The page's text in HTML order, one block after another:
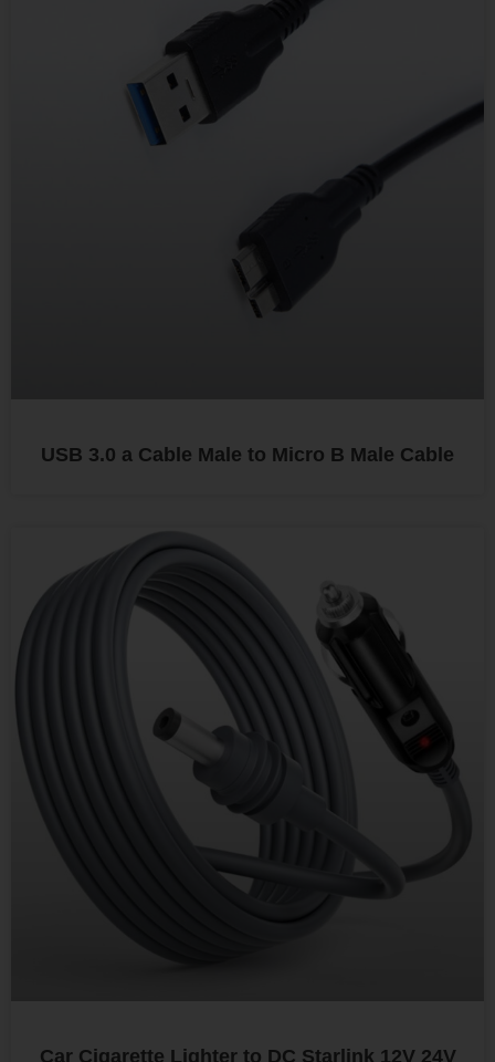
USB 3.0 a Cable Male to Micro B Male Cable
Car Cigarette Lighter to DC Starlink 12V 24V